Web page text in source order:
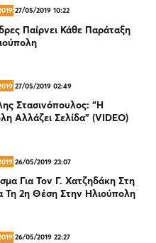
27/05/2019 10:22
Παίρνει Κάθε Παράταξη
27/05/2019 02:49
Στασινόπουλος: “Η
Αλλάζει Σελίδα” (VIDEO)
26/05/2019 23:07
Για Τον Γ. Χατζηδάκη Στη
Τη 2η Θέση Στην Ηλιούπολη
26/05/2019 22:27